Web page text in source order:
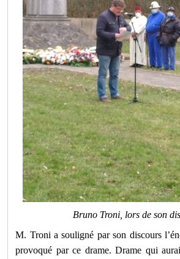
Bruno Troni, lors de son
M. Troni a souligné par son discours
provoqué par ce drame. Drame qui